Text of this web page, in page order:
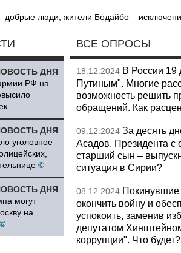
добрые люди, жители Бодайбо –
ДНЯ
РФ на
ДНЯ
уголовное
©
ДНЯ
могут
на
©
ВСЕ ОПРОСЫ
18.12.2024 В России 19
Путиным". Многие
возможность решить
обращений. Как
09.12.2024 За десять
Асадов. Президента с
старший сын –
ситуация в Сирии?
08.12.2024 Покинувшие
окончить войну и
успокоить, заменив
депутатом
коррупции". Что будет?